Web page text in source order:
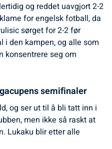
og reddet uavgjort 2-2
for engelsk fotball, da
sørget for 2-2 før
i den kampen, og alle som
konsentrere seg om
semifinaler
og ser ut til å bli tatt inn i
men ikke så raskt at
Lukaku blir etter alle